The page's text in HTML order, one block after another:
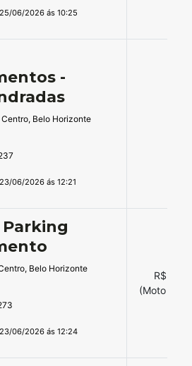
06/2026 ás 10:25
-
Belo Horizonte
06/2026 ás 12:21
Parking
Belo Horizonte
06/2026 ás 12:24
R$
(Moto